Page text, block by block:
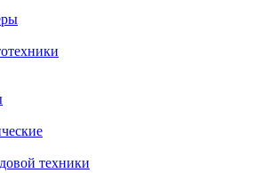
техники